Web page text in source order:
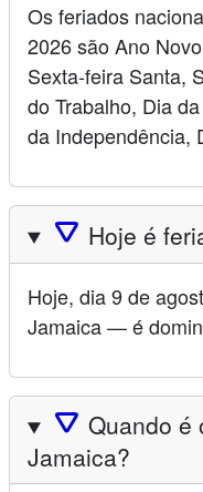
Os feriados
2026 são Ano
Sexta-feira Santa,
do Trabalho, Dia
da Independência,
🛆 Hoje é
Hoje, dia 9 de
Jamaica — é
🛆 Quando é
Jamaica?